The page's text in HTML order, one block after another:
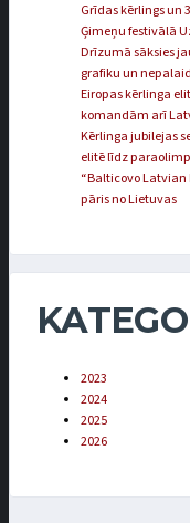
Grīdas kērlings un
Ģimeņu festivālā
Drīzumā sāksies
grafiku un
Eiropas kērlinga
komandām arī
Kērlinga jubilejas
elitē līdz
“Balticovo Latvian
pāris no Lietuvas
2023
2024
2025
2026